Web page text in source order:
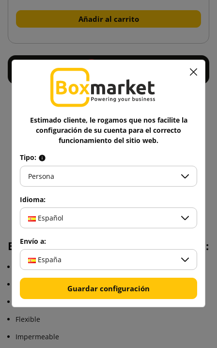
Añadir al carrito
Envoltura de burbuja de rendimiento:
Disponible en 5 tamaños
Fabricado en polietileno de primer grado
Robusto
Flexible
Impermeable
Estimado cliente, le rogamos que nos facilite la
configuración de su cuenta para el correcto
funcionamiento del sitio web.
Tipo:
Persona
Idioma:
Español
Envío a:
España
Guardar configuración